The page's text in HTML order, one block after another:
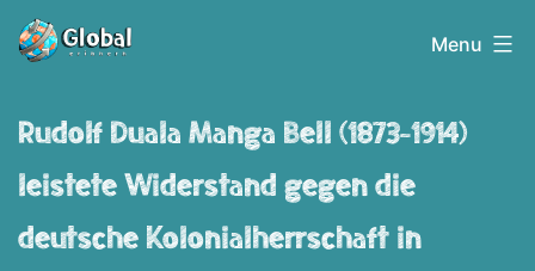
Skip
to
Globalerinnern Menu
Rudolf Duala Manga Bell (1873-1914)
leistete Widerstand gegen die
deutsche Kolonialherrschaft in